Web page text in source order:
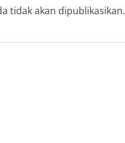
tidak akan dipublikasikan.